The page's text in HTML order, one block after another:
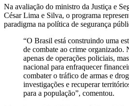
Na avaliação do ministro da Justiça e
César Lima e Silva, o programa
paradigma na política de segurança
“O Brasil está construindo uma
de combate ao crime organizado.
apenas de operações policiais,
nacional para enfraquecer
combater o tráfico de armas e
investigações e recuperar
para a população”, comentou.